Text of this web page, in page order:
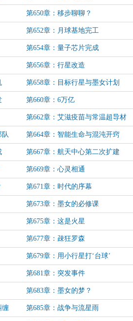
第650章：移步聊聊？
第652章：月球基地完工
第654章：量子芯片完成
第656章：行星改造
第658章：目标行星与墨女计划
第660章：6万亿
第662章：艾滋疫苗与常温超导材
料
队 第664章：智能生命与混沌开窍
第667章：航天中心第二次扩建
第669章：心灵相通
第671章：时代的序幕
第673章：墨女的必修课
第675章：这是火星
第677章：疎狂罗森
第679章：用小行星打‘台球’
第681章：突发事件
第683章：墨女的梦？
缠 第685章：战争与流星雨